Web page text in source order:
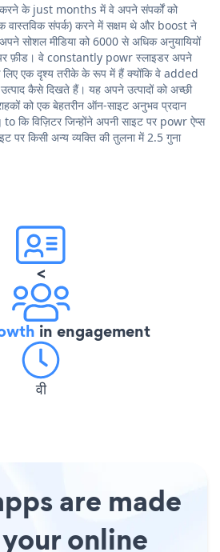
करने के just months में वे अपने संपर्कों को
संपर्क) करने में सक्षम थे और boost ने
सोशल मीडिया को 6000 से अधिक अनुयायियों
पर फ़ीड। वे constantly powr स्लाइडर अपने
लिए एक दृश्य तरीके के रूप में हैं क्योंकि वे added
कैसे दिखते हैं। यह अपने उत्पादों को अच्छी
को एक बेहतरीन ऑन-साइट अनुभव प्रदान
कि विज़िटर जिन्होंने अपनी साइट पर powr ऐप्स
पर किसी अन्य व्यक्ति की तुलना में 2.5 गुना
<
in engagement
वी
are made
online